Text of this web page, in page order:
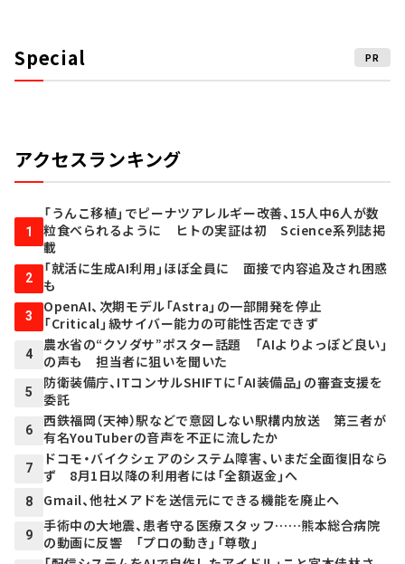
Special PR
アクセスランキング
1
「うんこ移植」でピーナツアレルギー改善、15人中6人が数
粒食べられるように ヒトの実証は初 Science系列誌掲
載
2
「就活に生成AI利用」ほぼ全員に 面接で内容追及され困惑
も
3
OpenAI、次期モデル「Astra」の一部開発を停止
「Critical」級サイバー能力の可能性否定できず
4
農水省の“クソダサ”ポスター話題 「AIよりよっぽど良い」
の声も 担当者に狙いを聞いた
5
防衛装備庁、ITコンサルSHIFTに「AI装備品」の審査支援を
委託
6
西鉄福岡（天神）駅などで意図しない駅構内放送 第三者が
有名YouTuberの音声を不正に流したか
7
ドコモ・バイクシェアのシステム障害、いまだ全面復旧なら
ず 8月1日以降の利用者には「全額返金」へ
8 Gmail、他社メアドを送信元にできる機能を廃止へ
9
手術中の大地震、患者守る医療スタッフ……熊本総合病院
の動画に反響 「プロの動き」「尊敬」